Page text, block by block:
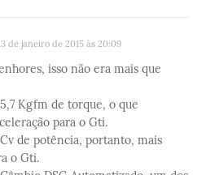
de janeiro de 2015 às 20:09
isso não era mais que
Kgfm de torque, o que
para o Gti.
de potência, portanto, mais
o Gti.